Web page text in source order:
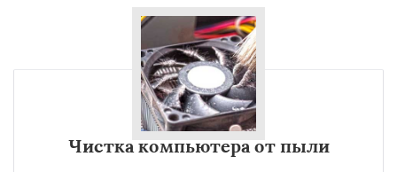
Чистка компьютера от пыли